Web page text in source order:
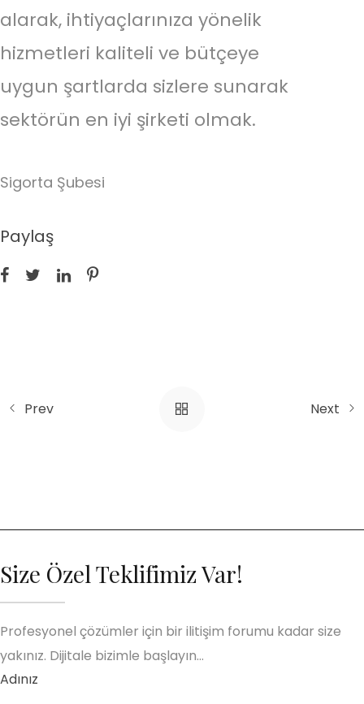
alarak, ihtiyaçlarınıza yönelik
hizmetleri kaliteli ve bütçeye
uygun şartlarda sizlere sunarak
sektörün en iyi şirketi olmak.
Sigorta Şubesi
Paylaş
Prev Next
Size Özel Teklifimiz Var!
Profesyonel çözümler için bir ilitişim forumu kadar size
yakınız. Dijitale bizimle başlayın…
Adınız